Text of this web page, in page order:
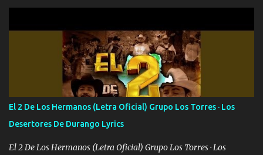
camisa es color Verde y peleam0s la Bandera por todita a la ciudad
con los drones patrullando la Frontera De Tijuana Bulevares
Bellas Artes me ve en las blancas ya hace falta mi APA FLACO
verde se le extraña pa que sepan Aquí Pura GENTE DE LA RANA 🐸
POR CLAVE ES EL CALI 4 EN LA CIUDAD TIJUANA Música Al
tirante andamos mi carnal atento a cualquier necesidad no porque
se ve limpio el camino nos confiamos al andar y nunca con la
misma piedra me vuelvo a tropezar Cuando ando de enamorado
en corto me tiró a per...
El 2 De Los Hermanos (Letra Oficial) Grupo Los Torres · Los
Desertores De Durango Lyrics
El 2 De Los Hermanos (Letra Oficial) Grupo Los Torres · Los